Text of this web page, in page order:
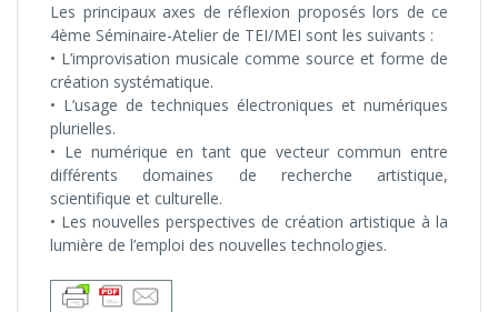
Les principaux axes de réflexion proposés lors de ce
4ème Séminaire-Atelier de TEI/MEI sont les suivants :
• L’improvisation musicale comme source et forme de
création systématique.
• L’usage de techniques électroniques et numériques
plurielles.
• Le numérique en tant que vecteur commun entre
différents domaines de recherche artistique,
scientifique et culturelle.
• Les nouvelles perspectives de création artistique à la
lumière de l’emploi des nouvelles technologies.